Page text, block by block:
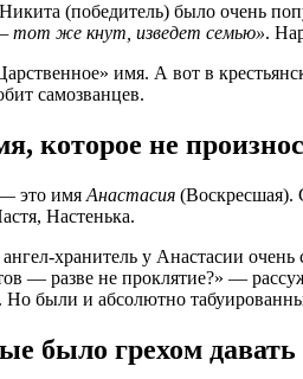
(победитель) было очень
тот же кнут, изведет семью».
имя. А вот в
самозванцев.
которое не
это имя Анастасия (Воскресшая).
Настенька.
хранитель у Анастасии
— разве не проклятие?» —
Но были и абсолютно
было грехом давать